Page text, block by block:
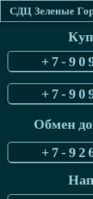
СДЦ Зеленые
+7-
+7-
Обмен
+7-